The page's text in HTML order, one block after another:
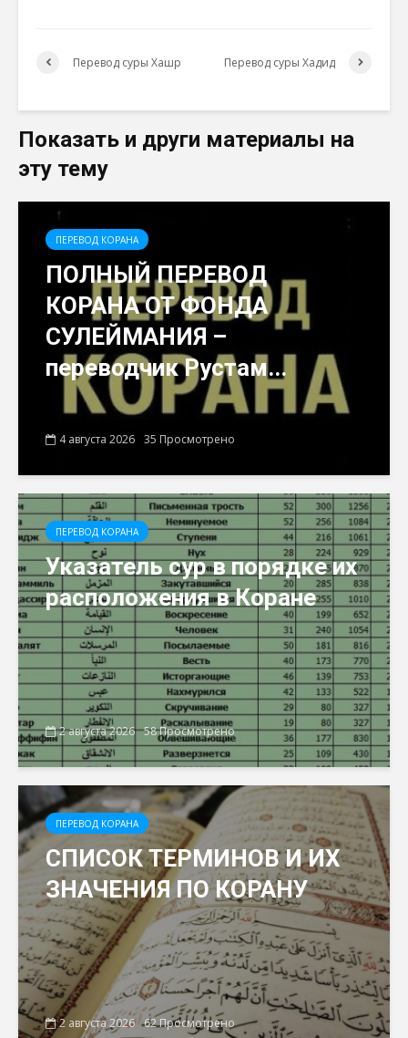
Перевод суры Хашр Перевод суры Хадид
Показать и други материалы на
эту тему
ПЕРЕВОД КОРАНА
ПОЛНЫЙ ПЕРЕВОД
КОРАНА ОТ ФОНДА
СУЛЕЙМАНИЯ –
переводчик Рустам...
4 августа 2026 35 Просмотрено
ПЕРЕВОД КОРАНА
Указатель сур в порядке их
расположения в Коране
2 августа 2026 58 Просмотрено
ПЕРЕВОД КОРАНА
СПИСОК ТЕРМИНОВ И ИХ
ЗНАЧЕНИЯ ПО КОРАНУ
2 августа 2026 62 Просмотрено